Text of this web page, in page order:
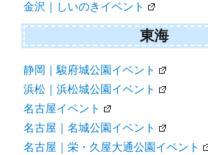
金沢｜しいのきイベント
東海
静岡｜駿府城公園イベント
浜松｜浜松城公園イベント
名古屋イベント
名古屋｜名城公園イベント
名古屋｜栄・久屋大通公園イベント